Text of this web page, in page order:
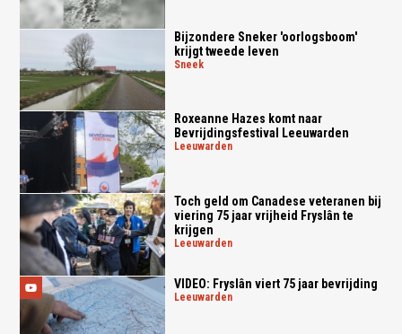
Bijzondere Sneker 'oorlogsboom'
krijgt tweede leven
sneek
Roxeanne Hazes komt naar
Bevrijdingsfestival Leeuwarden
leeuwarden
Toch geld om Canadese veteranen bij
viering 75 jaar vrijheid Fryslân te
krijgen
leeuwarden
VIDEO: Fryslân viert 75 jaar bevrijding
leeuwarden